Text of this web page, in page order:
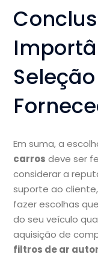
Em suma, a
carros deve ser
considerar a
suporte ao
fazer escolhas
do seu veículo
aquisição de
filtros de ar